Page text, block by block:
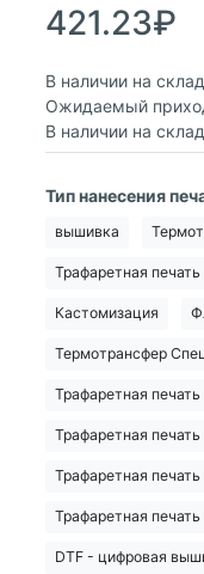
421.23₽
В наличии на
Ожидаемый
В наличии на
Тип нанесения
вышивка
Трафаретная
Кастомизация
Термотрансфер
Трафаретная
Трафаретная
Трафаретная
Трафаретная
DTF - цифровая